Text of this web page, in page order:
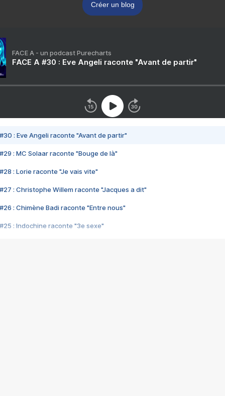
Créer un blog
FACE A - un podcast Purecharts
FACE A #30 : Eve Angeli raconte "Avant de partir"
#30 : Eve Angeli raconte "Avant de partir"
#29 : MC Solaar raconte "Bouge de là"
#28 : Lorie raconte "Je vais vite"
#27 : Christophe Willem raconte "Jacques a dit"
#26 : Chimène Badi raconte "Entre nous"
#25 : Indochine raconte "3e sexe"